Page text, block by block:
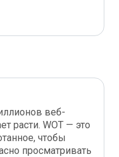
веб-
расти. WOT — это
чтобы
просматривать